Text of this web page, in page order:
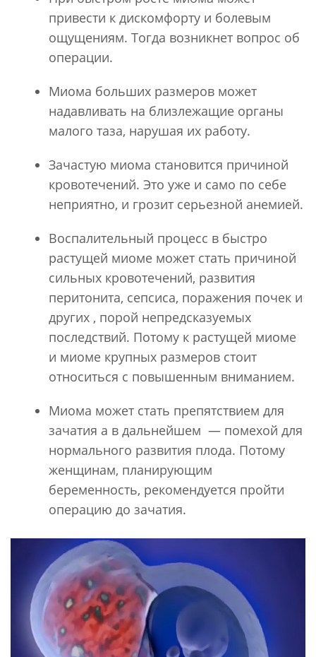
привести к дискомфорту и болевым
ощущениям. Тогда возникнет вопрос об
операции.
Миома больших размеров может
надавливать на близлежащие органы
малого таза, нарушая их работу.
Зачастую миома становится причиной
кровотечений. Это уже и само по себе
неприятно, и грозит серьезной анемией.
Воспалительный процесс в быстро
растущей миоме может стать причиной
сильных кровотечений, развития
перитонита, сепсиса, поражения почек и
других , порой непредсказуемых
последствий. Потому к растущей миоме
и миоме крупных размеров стоит
относиться с повышенным вниманием.
Миома может стать препятствием для
зачатия а в дальнейшем — помехой для
нормального развития плода. Потому
женщинам, планирующим
беременность, рекомендуется пройти
операцию до зачатия.